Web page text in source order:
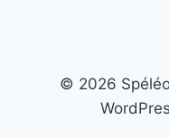
© 2026